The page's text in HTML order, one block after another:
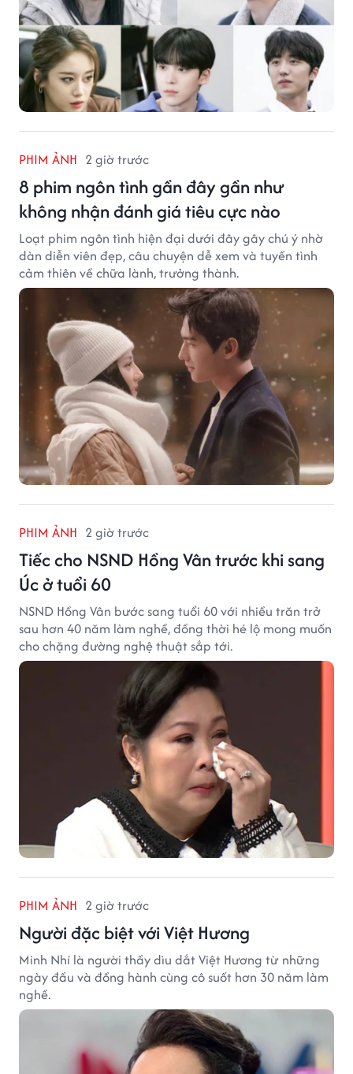
PHIM ẢNH 2 giờ trước
8 phim ngôn tình gần đây gần như
không nhận đánh giá tiêu cực nào
Loạt phim ngôn tình hiện đại dưới đây gây chú ý nhờ
dàn diễn viên đẹp, câu chuyện dễ xem và tuyến tình
cảm thiên về chữa lành, trưởng thành.
PHIM ẢNH 2 giờ trước
Tiếc cho NSND Hồng Vân trước khi sang
Úc ở tuổi 60
NSND Hồng Vân bước sang tuổi 60 với nhiều trăn trở
sau hơn 40 năm làm nghề, đồng thời hé lộ mong muốn
cho chặng đường nghệ thuật sắp tới.
PHIM ẢNH 2 giờ trước
Người đặc biệt với Việt Hương
Minh Nhí là người thầy dìu dắt Việt Hương từ những
ngày đầu và đồng hành cùng cô suốt hơn 30 năm làm
nghề.